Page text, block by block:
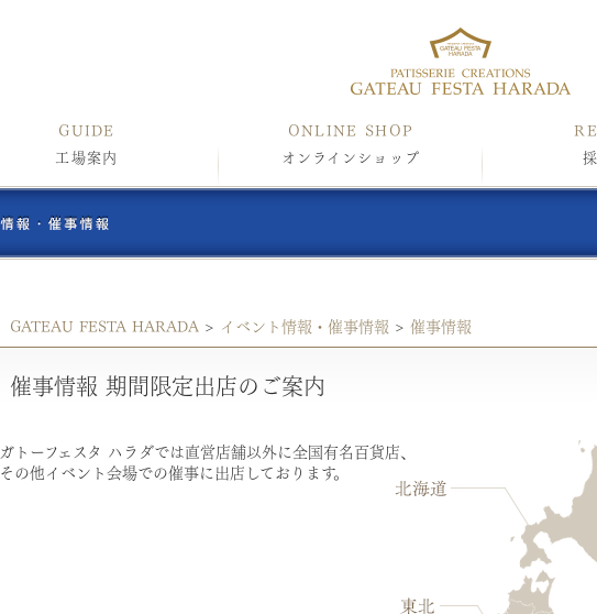
GUIDE
工場案内
ONLINE SHOP
オンラインショップ
GATEAU FESTA HARADA > イベント情報・催事情報 > 催事情報
催事情報 期間限定出店のご案内
ガトーフェスタ ハラダでは直営店舗以外に全国有名百貨店、
その他イベント会場での催事に出店しております。